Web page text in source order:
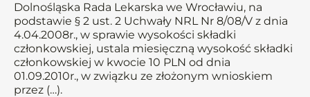
Dolnośląska Rada Lekarska we Wrocławiu, na
podstawie § 2 ust. 2 Uchwały NRL Nr 8/08/V z dnia
4.04.2008r., w sprawie wysokości składki
członkowskiej, ustala miesięczną wysokość składki
członkowskiej w kwocie 10 PLN od dnia
01.09.2010r., w związku ze złożonym wnioskiem
przez (…).